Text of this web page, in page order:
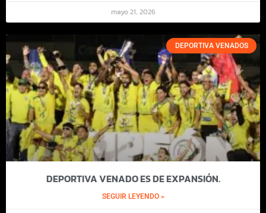
mayo 21, 2026
DEPORTIVA VENADOS
DEPORTIVA VENADO ES DE EXPANSIÓN.
SEGUIR LEYENDO »